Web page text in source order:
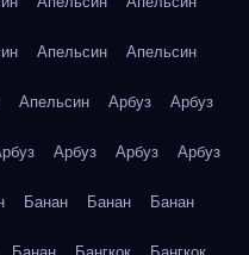
Апельсин Апельсин
Апельсин Арбуз Арбуз
Арбуз Арбуз Арбуз
Банан Банан Банан